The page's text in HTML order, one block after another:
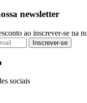
newsletter
ao inscrever-se na
Inscrever-se
sociais